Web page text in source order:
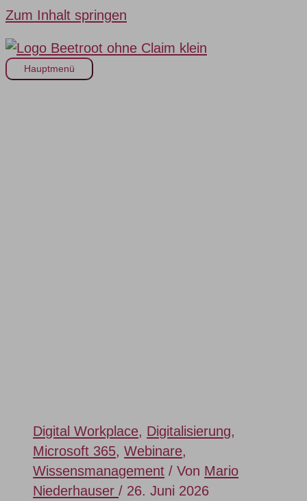
Zum Inhalt springen
Hauptmenü
Digital Workplace, Digitalisierung,
Microsoft 365,Webinare,
Wissensmanagement / Von Mario
Niederhauser/ 26. Juni 2026